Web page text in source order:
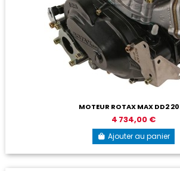
MOTEUR ROTAX MAX DD2
4 734,00 €
Ajouter au panier